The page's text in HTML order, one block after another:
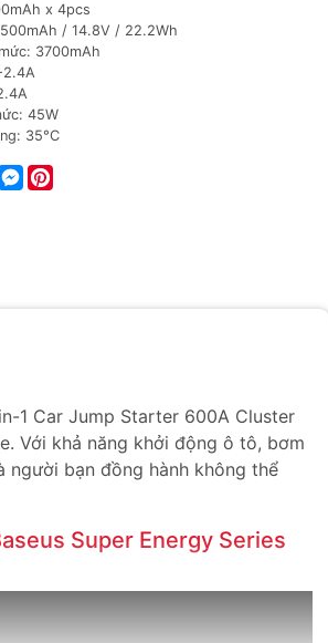
x 4pcs
/ 14.8V / 22.2Wh
3700mAh
2.4A
45W
35°C
Messenger
1 Car Jump Starter 600A Cluster
Với khả năng khởi động ô tô, bơm
người bạn đồng hành không thể
Super Energy Series